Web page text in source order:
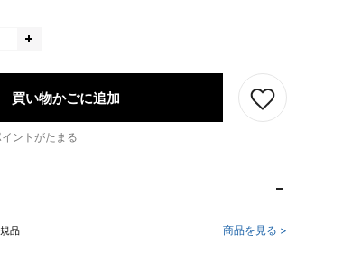
買い物かごに追加
ントがたまる
品 商品を見る >